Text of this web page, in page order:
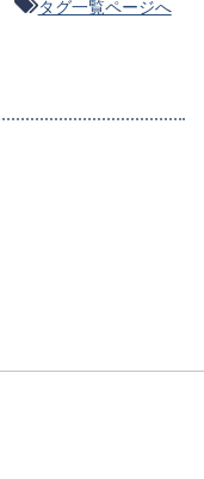
タグ一覧ページへ